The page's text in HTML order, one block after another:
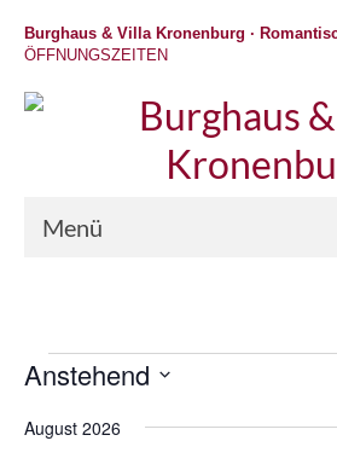
Burghaus & Villa Kronenburg ·
ÖFFNUNGSZEITEN
Menü
Gastronomie
Hochzeit / Feiern / Events
Veranstaltungen
Anstehend
wählen.
August 2026